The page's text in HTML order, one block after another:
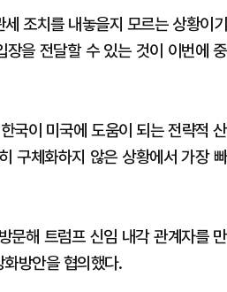
조치를 내놓을지 모르는 상황이기
을 전달할 수 있는 것이 이번에 중
국이 미국에 도움이 되는 전략적 산
구체화하지 않은 상황에서 가장 빠
해 트럼프 신임 내각 관계자를 만
방안을 협의했다.